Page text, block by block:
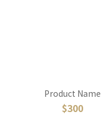
Product Name
$300